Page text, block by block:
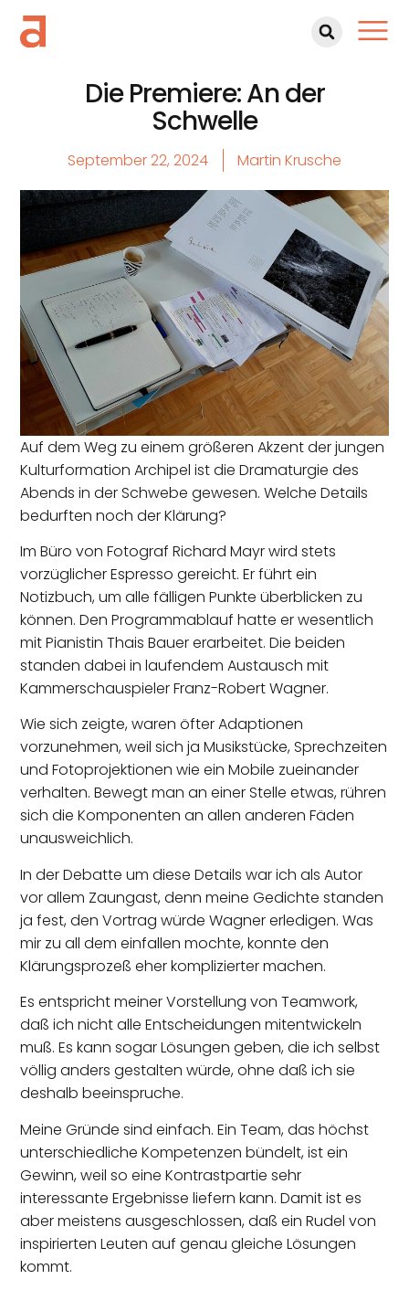
Die Premiere: An der
Schwelle
September 22, 2024 Martin Krusche
Auf dem Weg zu einem größeren Akzent der jungen
Kulturformation Archipel ist die Dramaturgie des
Abends in der Schwebe gewesen. Welche Details
bedurften noch der Klärung?
Im Büro von Fotograf Richard Mayr wird stets
vorzüglicher Espresso gereicht. Er führt ein
Notizbuch, um alle fälligen Punkte überblicken zu
können. Den Programmablauf hatte er wesentlich
mit Pianistin Thais Bauer erarbeitet. Die beiden
standen dabei in laufendem Austausch mit
Kammerschauspieler Franz-Robert Wagner.
Wie sich zeigte, waren öfter Adaptionen
vorzunehmen, weil sich ja Musikstücke, Sprechzeiten
und Fotoprojektionen wie ein Mobile zueinander
verhalten. Bewegt man an einer Stelle etwas, rühren
sich die Komponenten an allen anderen Fäden
unausweichlich.
In der Debatte um diese Details war ich als Autor
vor allem Zaungast, denn meine Gedichte standen
ja fest, den Vortrag würde Wagner erledigen. Was
mir zu all dem einfallen mochte, konnte den
Klärungsprozeß eher komplizierter machen.
Es entspricht meiner Vorstellung von Teamwork,
daß ich nicht alle Entscheidungen mitentwickeln
muß. Es kann sogar Lösungen geben, die ich selbst
völlig anders gestalten würde, ohne daß ich sie
deshalb beeinspruche.
Meine Gründe sind einfach. Ein Team, das höchst
unterschiedliche Kompetenzen bündelt, ist ein
Gewinn, weil so eine Kontrastpartie sehr
interessante Ergebnisse liefern kann. Damit ist es
aber meistens ausgeschlossen, daß ein Rudel von
inspirierten Leuten auf genau gleiche Lösungen
kommt.